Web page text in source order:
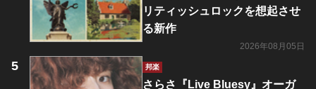
リティッシュロックを想起させ
る新作
2026年08月05日
邦楽
さらさ『Live Bluesy』オーガ